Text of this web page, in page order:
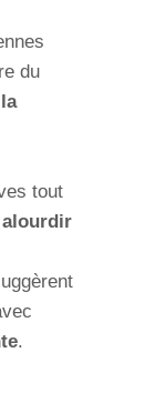
du
tout
.